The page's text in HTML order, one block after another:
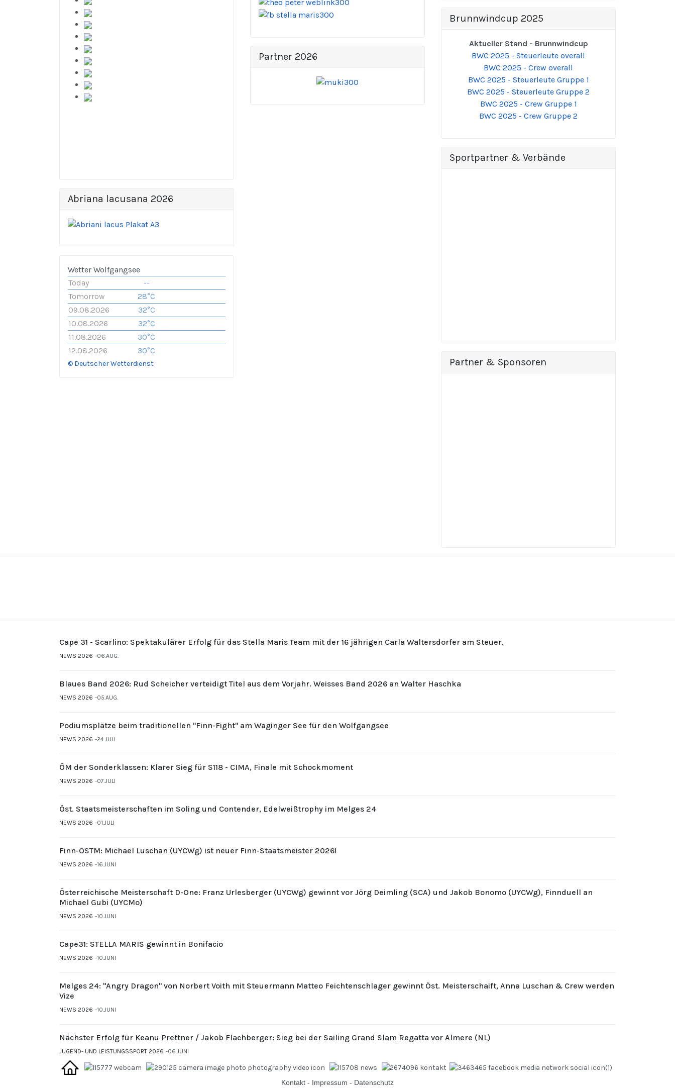
Abriana lacusana 2026
Wetter Wolfgangsee
Today
--
Tomorrow
28°C
09.08.2026
32°C
10.08.2026
32°C
11.08.2026
30°C
12.08.2026
30°C
© Deutscher Wetterdienst
Partner 2026
Brunnwindcup 2025
Aktueller Stand - Brunnwindcup
BWC 2025 - Steuerleute overall
BWC 2025 - Crew overall
BWC 2025 - Steuerleute Gruppe 1
BWC 2025 - Steuerleute Gruppe 2
BWC 2025 - Crew Gruppe 1
BWC 2025 - Crew Gruppe 2
Sportpartner & Verbände
Partner & Sponsoren
Cape 31 - Scarlino: Spektakulärer Erfolg für das Stella Maris Team mit der 16 jährigen Carla Waltersdorfer am Steuer.
NEWS 2026 06.AUG.
Blaues Band 2026: Rud Scheicher verteidigt Titel aus dem Vorjahr. Weisses Band 2026 an Walter Haschka
NEWS 2026 05.AUG.
Podiumsplätze beim traditionellen "Finn-Fight" am Waginger See für den Wolfgangsee
NEWS 2026 24.JULI
ÖM der Sonderklassen: Klarer Sieg für S118 - CIMA, Finale mit Schockmoment
NEWS 2026 07.JULI
Öst. Staatsmeisterschaften im Soling und Contender, Edelweißtrophy im Melges 24
NEWS 2026 01.JULI
Finn-ÖSTM: Michael Luschan (UYCWg) ist neuer Finn-Staatsmeister 2026!
NEWS 2026 16.JUNI
Österreichische Meisterschaft D-One: Franz Urlesberger (UYCWg) gewinnt vor Jörg Deimling (SCA) und Jakob Bonomo (UYCWg), Finnduell an
Michael Gubi (UYCMo)
NEWS 2026 10.JUNI
Cape31: STELLA MARIS gewinnt in Bonifacio
NEWS 2026 10.JUNI
Melges 24: "Angry Dragon" von Norbert Voith mit Steuermann Matteo Feichtenschlager gewinnt Öst. Meisterschaift, Anna Luschan & Crew werden
Vize
NEWS 2026 10.JUNI
Nächster Erfolg für Keanu Prettner / Jakob Flachberger: Sieg bei der Sailing Grand Slam Regatta vor Almere (NL)
JUGEND- UND LEISTUNGSSPORT 2026 06.JUNI
Kontakt - Impressum - Datenschutz